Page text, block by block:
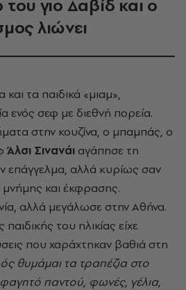
του γιο Δαβίδ και ο
λιώνει
ενός σεφ με διεθνή πορεία.
στην κουζίνα, ο μπαμπάς, ο
Άλσι Σινανάι αγάπησε τη
επάγγελμα, αλλά κυρίως σαν
και έκφρασης.
αλλά μεγάλωσε στην Αθήνα.
του ηλικίας είχε
που χαράχτηκαν βαθιά στη
θυμάμαι τα τραπέζια στο
παντού, φωνές, γέλια,